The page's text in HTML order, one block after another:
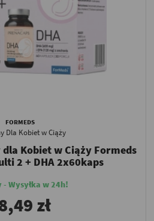
FORMEDS
Dla Kobiet w Ciąży
Kobiet w Ciąży Formeds
2 + DHA 2x60kaps
- Wysyłka w 24h!
zł